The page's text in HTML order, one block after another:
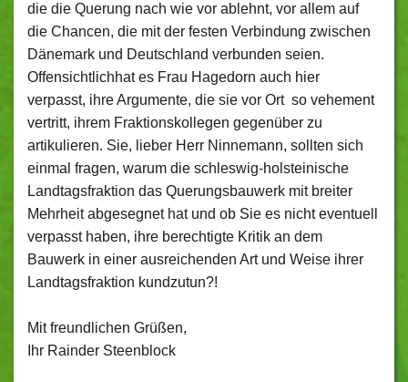
die die Querung nach wie vor ablehnt, vor allem auf
die Chancen, die mit der festen Verbindung zwischen
Dänemark und Deutschland verbunden seien.
Offensichtlichhat es Frau Hagedorn auch hier
verpasst, ihre Argumente, die sie vor Ort so vehement
vertritt, ihrem Fraktionskollegen gegenüber zu
artikulieren. Sie, lieber Herr Ninnemann, sollten sich
einmal fragen, warum die schleswig-holsteinische
Landtagsfraktion das Querungsbauwerk mit breiter
Mehrheit abgesegnet hat und ob Sie es nicht eventuell
verpasst haben, ihre berechtigte Kritik an dem
Bauwerk in einer ausreichenden Art und Weise ihrer
Landtagsfraktion kundzutun?!
Mit freundlichen Grüßen,
Ihr Rainder Steenblock